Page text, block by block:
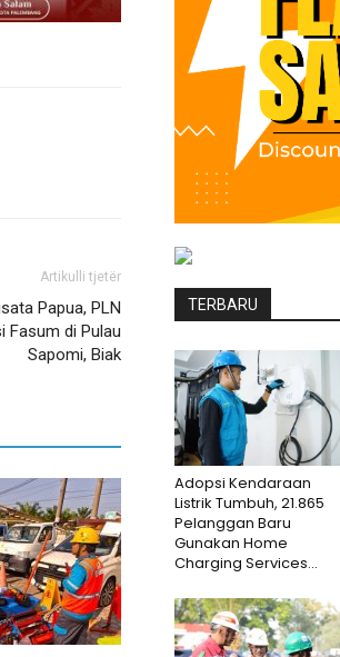
Artikulli tjetër
Papua, PLN
Fasum di Pulau
Sapomi, Biak
TERBARU
Adopsi Kendaraan
Listrik Tumbuh, 21.865
Pelanggan Baru
Gunakan Home
Charging Services...